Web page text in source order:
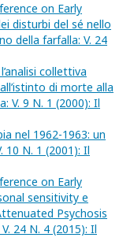
on Early
disturbi del sé nello
della farfalla: V. 24
collettiva
di morte alla
V. 9 N. 1 (2000): Il
nel 1962-1963: un
10 N. 1 (2001): Il
on Early
sensitivity e
Psychosis
24 N. 4 (2015): Il